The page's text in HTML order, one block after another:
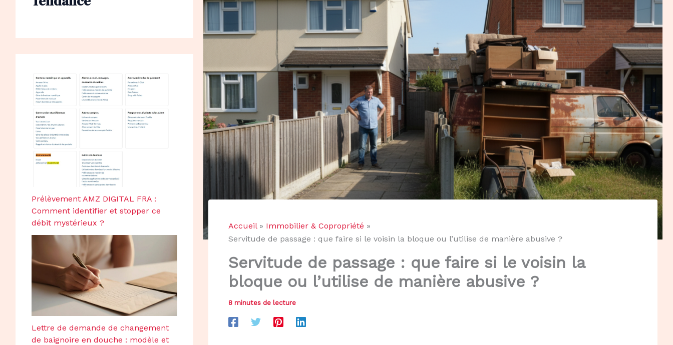
Prélèvement AMZ DIGITAL FRA :
Comment identifier et stopper ce
débit mystérieux ?
Lettre de demande de changement
de baignoire en douche : modèle et
Accueil
Immobilier & Copropriété
Servitude de passage : que faire si le voisin la bloque ou l’utilise de manière abusive ?
Servitude de passage : que faire si le voisin la
bloque ou l’utilise de manière abusive ?
8 minutes de lecture